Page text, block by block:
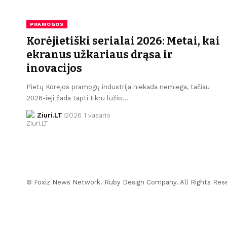
PRAMOGOS
Korėjietiški serialai 2026: Metai, kai
ekranus užkariaus drąsa ir
inovacijos
Pietų Korėjos pramogų industrija niekada nemiega, tačiau
2026-ieji žada tapti tikru lūžio…
Ziuri.LT 2026 1 vasario
© Foxiz News Network. Ruby Design Company. All Rights